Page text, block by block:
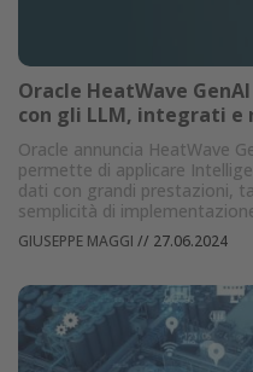
Oracle HeatWave
con gli LLM, integrati e
Oracle annuncia HeatWave
permette di applicare
dati con grandi prestazioni,
semplicità di
GIUSEPPE MAGGI // 27.06.2024